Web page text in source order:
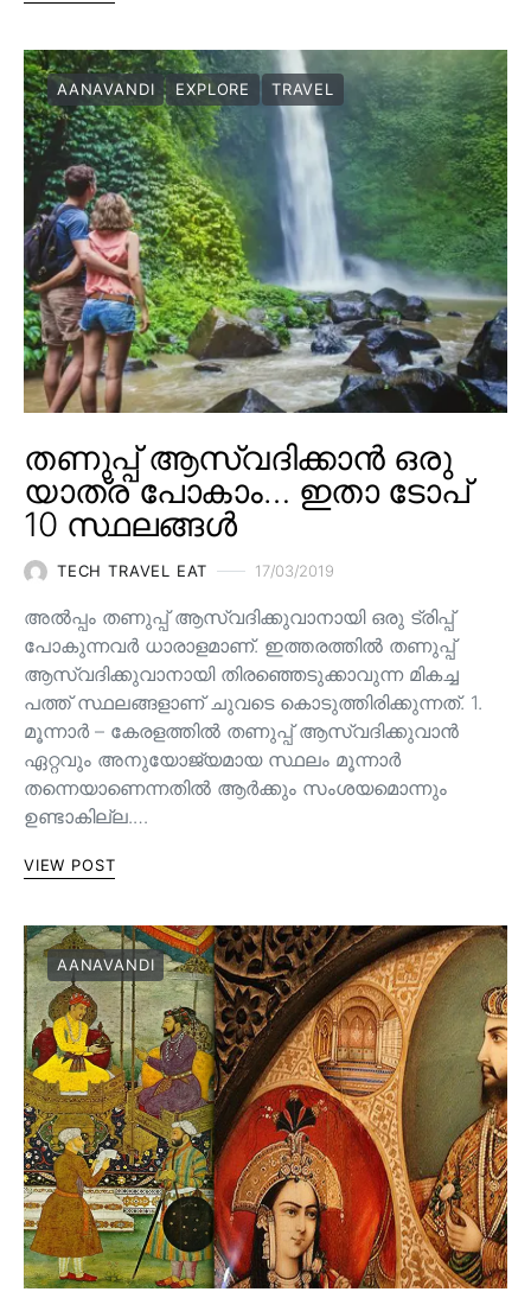
AANAVANDI EXPLORE TRAVEL
തണുപ്പ് ആസ്വദിക്കാൻ ഒരു
യാത്ര പോകാം… ഇതാ ടോപ്
10 സ്ഥലങ്ങൾ
TECH TRAVEL EAT 17/03/2019
അൽപ്പം തണുപ്പ് ആസ്വദിക്കുവാനായി ഒരു ട്രിപ്പ്
പോകുന്നവർ ധാരാളമാണ്. ഇത്തരത്തിൽ തണുപ്പ്
ആസ്വദിക്കുവാനായി തിരഞ്ഞെടുക്കാവുന്ന മികച്ച
പത്ത് സ്ഥലങ്ങളാണ് ചുവടെ കൊടുത്തിരിക്കുന്നത്. 1.
മൂന്നാർ – കേരളത്തിൽ തണുപ്പ് ആസ്വദിക്കുവാൻ
ഏറ്റവും അനുയോജ്യമായ സ്ഥലം മൂന്നാർ
തന്നെയാണെന്നതിൽ ആർക്കും സംശയമൊന്നും
ഉണ്ടാകില്ല.…
VIEW POST
AANAVANDI